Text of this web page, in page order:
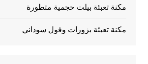
مكنة تعبئة بيلت حجمية متطورة
مكنة تعبئة بزورات وفول سوداني